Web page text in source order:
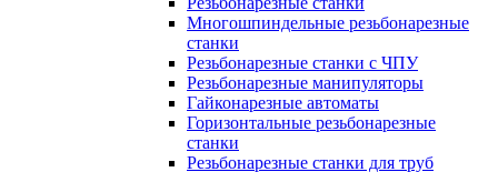
Многошпиндельные резьбонарезные
станки
Резьбонарезные станки с ЧПУ
Резьбонарезные манипуляторы
Гайконарезные автоматы
Горизонтальные резьбонарезные
станки
Резьбонарезные станки для труб